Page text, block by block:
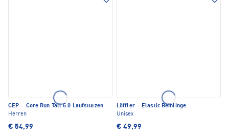
CEP · Core Run Tall 5.0 Laufstutzen
Herren
€ 54,99
Löffler · Elastic Beinlinge
Unisex
€ 49,99